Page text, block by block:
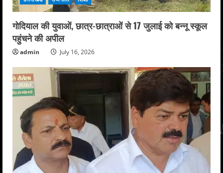
गोदियाल की युवाओं, छात्र-छात्राओं से 17 जुलाई को बन्नू स्कूल
पहुंचने की अपील
admin July 16, 2026